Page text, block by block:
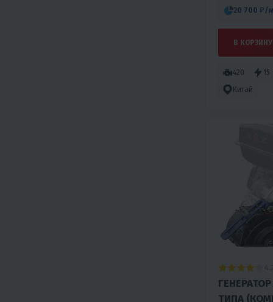
20 700 ₽ /
В КОРЗИНУ
420 15
Китай
ТИПА